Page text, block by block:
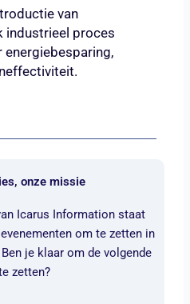
van
industrieel proces
onze missie
Icarus Information staat
om te zetten in
je klaar om de volgende
zetten?